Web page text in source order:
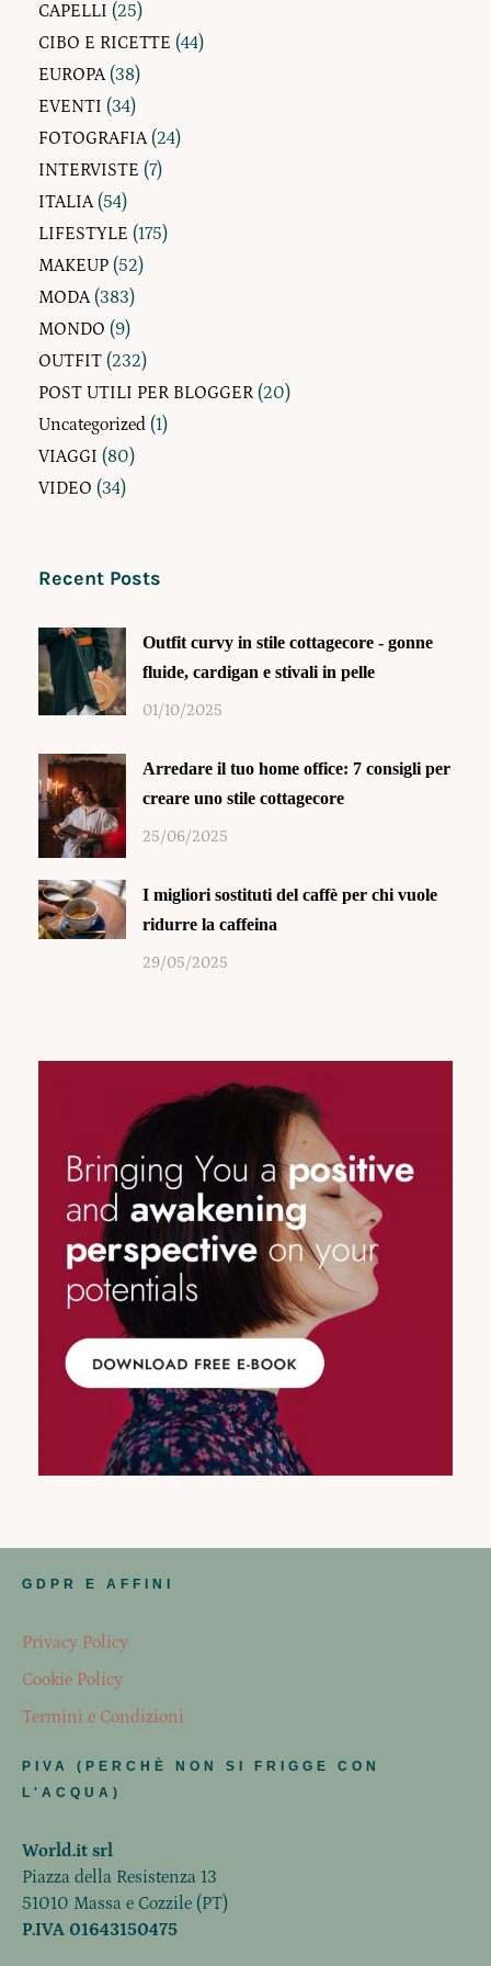
CAPELLI (25)
CIBO E RICETTE (44)
EUROPA(38)
EVENTI (34)
FOTOGRAFIA(24)
INTERVISTE (7)
ITALIA(54)
LIFESTYLE (175)
MAKEUP (52)
MODA(383)
MONDO (9)
OUTFIT (232)
POST UTILI PER BLOGGER (20)
Uncategorized (1)
VIAGGI (80)
VIDEO (34)
Recent Posts
Outfit curvy in stile cottagecore - gonne
fluide, cardigan e stivali in pelle
01/10/2025
Arredare il tuo home office: 7 consigli per
creare uno stile cottagecore
25/06/2025
I migliori sostituti del caffè per chi vuole
ridurre la caffeina
29/05/2025
GDPR E AFFINI
Privacy Policy
Cookie Policy
Termini e Condizioni
PIVA (PERCHÈ NON SI FRIGGE CON
L'ACQUA)
World.it srl
Piazza della Resistenza 13
51010 Massa e Cozzile (PT)
P.IVA 01643150475